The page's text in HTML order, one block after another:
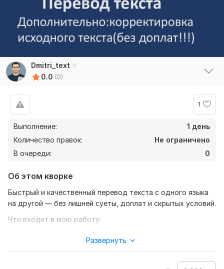
Dmitri_text
0.0 (0)
1
Выполнение:
1 день
Количество правок:
Не ограничено
В очереди:
0
Об этом кворке
Быстрый и качественный перевод текста с одного языка
на другой — без лишней суеты, доплат и скрытых условий.
Что входит в мою работу:
Развернуть